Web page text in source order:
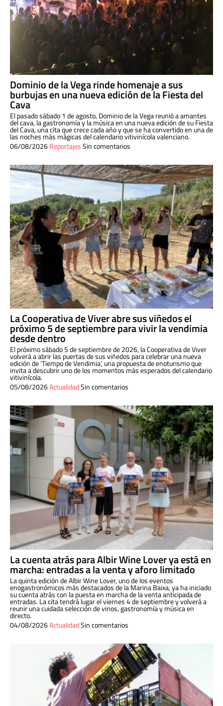
Dominio de la Vega rinde homenaje a sus
burbujas en una nueva edición de la Fiesta del
Cava
El pasado sábado 1 de agosto, Dominio de la Vega reunió a amantes
del cava, la gastronomía y la música en una nueva edición de su Fiesta
del Cava, una cita que crece cada año y que se ha convertido en una de
las noches más mágicas del calendario vitivinícola valenciano.
06/08/2026ReportajesSin comentarios
La Cooperativa de Viver abre sus viñedos el
próximo 5 de septiembre para vivir la vendimia
desde dentro
El próximo sábado 5 de septiembre de 2026, la Cooperativa de Viver
volverá a abrir las puertas de sus viñedos para celebrar una nueva
edición de ‘Tiempo de Vendimia’, una propuesta de enoturismo que
invita a descubrir uno de los momentos más esperados del calendario
vitivinícola.
05/08/2026ActualidadSin comentarios
La cuenta atrás para Albir Wine Lover ya está en
marcha: entradas a la venta y aforo limitado
La quinta edición de Albir Wine Lover, uno de los eventos
enogastronómicos más destacados de la Marina Baixa, ya ha iniciado
su cuenta atrás con la puesta en marcha de la venta anticipada de
entradas. La cita tendrá lugar el viernes 4 de septiembre y volverá a
reunir una cuidada selección de vinos, gastronomía y música en
directo.
04/08/2026ActualidadSin comentarios